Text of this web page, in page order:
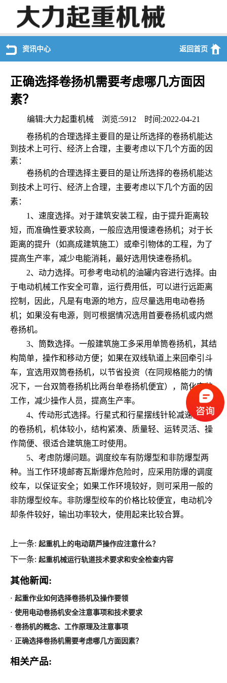
资讯中心 返回首页
正确选择卷扬机需要考虑哪几方面因
素？
编辑:大力起重机械 浏览:5912 时间:2022-04-21
卷扬机的合理选择主要目的是让所选择的卷扬机能达
到技术上可行、经济上合理，主要考虑以下几个方面的因
素：
卷扬机的合理选择主要目的是让所选择的卷扬机能达
到技术上可行、经济上合理，主要考虑以下几个方面的因
素：
1、速度选择。对于建筑安装工程，由于提升距离较
短，而准确性要求较高，一般应选用慢速卷扬机；对于长
距离的提升（如高成建筑施工）或牵引物体的工程，为了
提高生产率，减少电能消耗，最好选用快速卷扬机。
2、动力选择。可参考电动机的油罐内容进行选择。由
于电动机械工作安全可靠，运行费用低，可以进行远距离
控制，因此，凡是有电源的地方，应尽量选用电动卷扬
机；如果没有电源，则可根据情况选用首要卷扬机或内燃
卷扬机。
3、筒数选择。一般建筑施工多采用单筒卷扬机，其结
构简单，操作和移动方便；如果在双线轨道上来回牵引斗
车，宜选用双筒卷扬机，以节省投资（在同规格能力的情
况下，一台双筒卷扬机比两台单卷扬机便宜），简化安装
工作，减少操作人员，提高生产率。
4、传动形式选择。行星式和行星摆线针轮减速器传动
的卷扬机，机体较小，结构紧凑、质量轻、运转灵活、操
作简便、很适合建筑施工时使用。
5、考虑防爆问题。调度绞车有防爆型和非防爆型两
种。当工作环境邮寄瓦斯爆炸危险时，应采用防爆的调度
绞车，以保证安全；如果工作环境较好，则可采用一般的
非防爆型绞车。非防爆型绞车的价格比较便宜，电动机冷
却条件较好，输出功率较大，使用起来比较合算。
上一条: 起重机上的电动葫芦操作应注意什么？
下一条: 起重机械运行轨道技术要求和安全检查内容
其他新闻:
· 起重作业如何选择卷扬机及操作要领
· 使用电动卷扬机安全注意事项和技术要求
· 卷扬机的概念、工作原理及注意事项
· 正确选择卷扬机需要考虑哪几方面因素？
相关产品: